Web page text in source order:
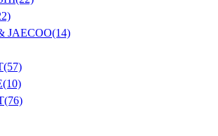
JAECOO(14)
(57)
(10)
(76)